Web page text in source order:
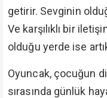
getirir. Sevginin
Ve karşılıklı bir
olduğu yerde ise
Oyuncak, çocuğun
sırasında günlük